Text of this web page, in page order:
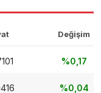
Değişim
%0,17
%0,04